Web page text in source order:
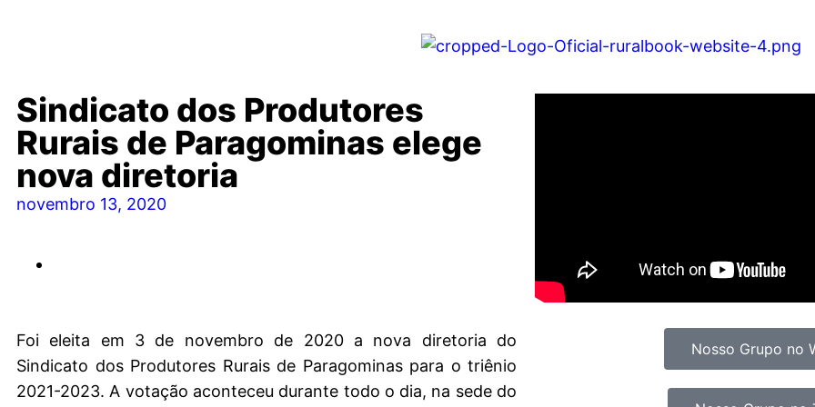
Sindicato dos Produtores
Rurais de Paragominas elege
nova diretoria
novembro 13, 2020
Foi eleita em 3 de novembro de 2020 a nova diretoria do
Sindicato dos Produtores Rurais de Paragominas para o triênio
2021-2023. A votação aconteceu durante todo o dia, na sede do
Nosso Grupo no